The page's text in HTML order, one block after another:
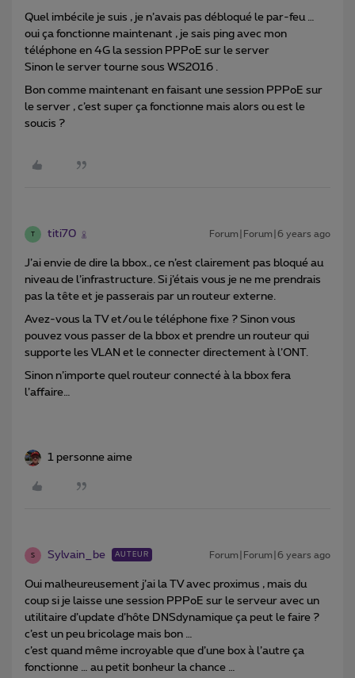
Quel imbécile je suis , je n’avais pas débloqué le par-feu …
oui ça fonctionne maintenant , je sais ping avec mon
téléphone en 4G la session PPPoE sur le server
Sinon le server tourne sous WS2016 .
Bon comme maintenant en faisant une session PPPoE sur
le server , c’est super ça fonctionne mais alors ou est le
soucis ?
T titi70 Forum|Forum|6 years ago
J’ai envie de dire la bbox., ce n’est clairement pas bloqué au
niveau de l’infrastructure. Si j’étais vous je ne me prendrais
pas la tête et je passerais par un routeur externe.
Avez-vous la TV et/ou le téléphone fixe ? Sinon vous
pouvez vous passer de la bbox et prendre un routeur qui
supporte les VLAN et le connecter directement à l’ONT.
Sinon n’importe quel routeur connecté à la bbox fera
l’affaire…
1 personne aime
S Sylvain_be AUTEUR Forum|Forum|6 years ago
Oui malheureusement j’ai la TV avec proximus , mais du
coup si je laisse une session PPPoE sur le serveur avec un
utilitaire d’update d’hôte DNSdynamique ça peut le faire ?
c’est un peu bricolage mais bon …
c’est quand même incroyable que d’une box à l’autre ça
fonctionne … au petit bonheur la chance …